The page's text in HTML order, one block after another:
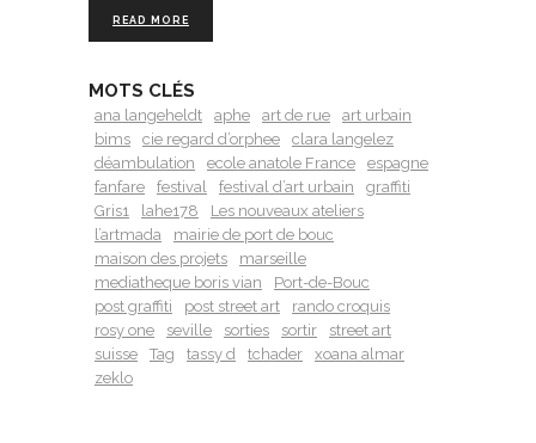
READ MORE
MOTS CLÉS
ana langeheldt aphe art de rue
art urbain
bims
cie regard d’orphee
clara langelez
déambulation
ecole anatole France
espagne
fanfare
festival festival d’art urbain
graffiti
Gris1
lahe178
Les nouveaux ateliers
l’artmada
mairie de port de bouc
maison des projets
marseille
mediatheque boris vian
Port-de-Bouc
post graffiti
post street art
rando croquis
rosy one
seville sorties sortir
street art
suisse
Tag tassy d tchader
xoana almar
zeklo